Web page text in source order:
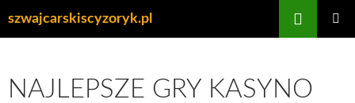
szwajcarskiscyzoryk.pl
NAJLEPSZE GRY KASYNO